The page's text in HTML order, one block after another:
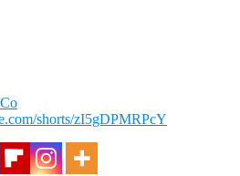
shorts/zI5gDPMRPcY